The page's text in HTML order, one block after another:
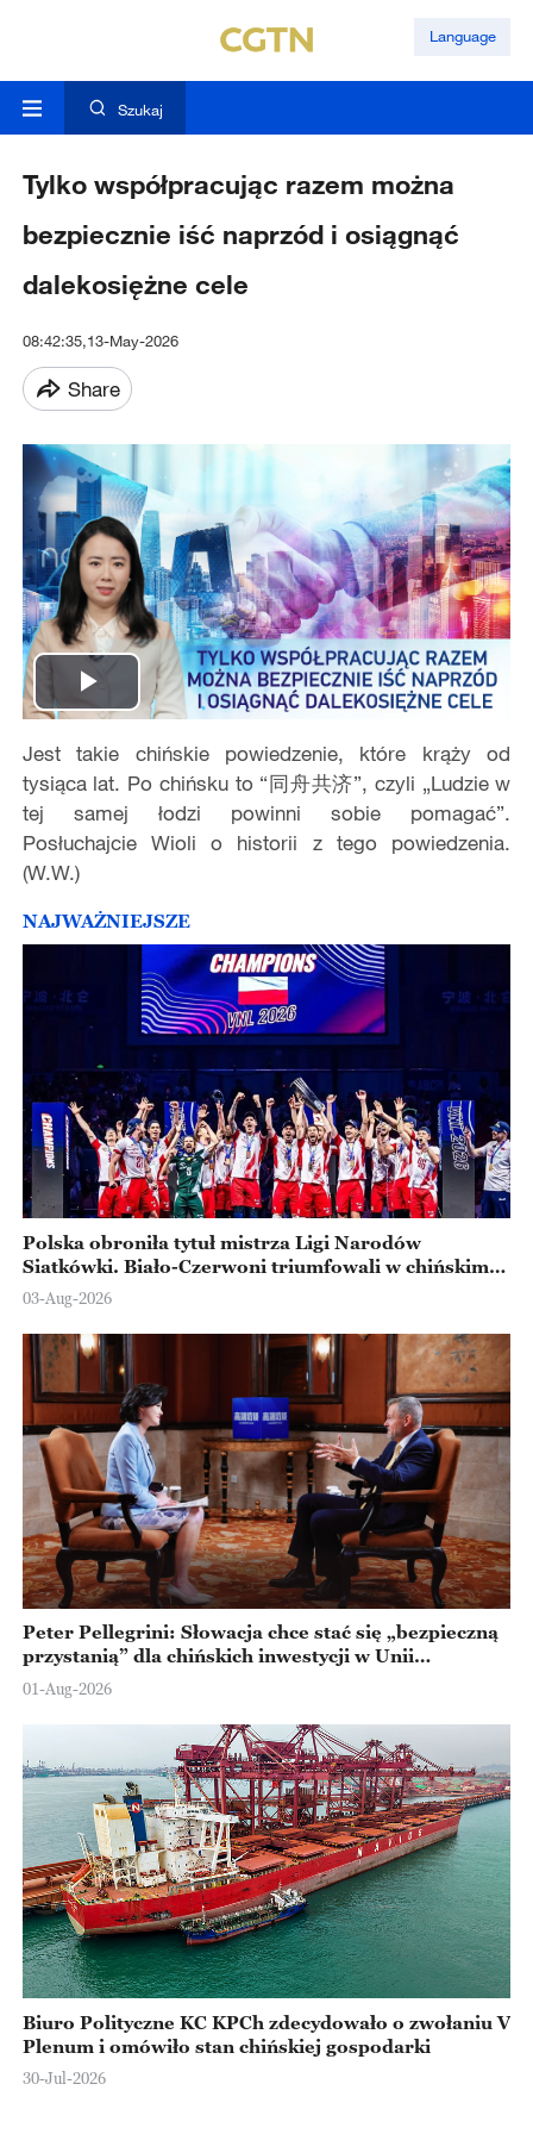
Language
Szukaj
Tylko współpracując razem można
bezpiecznie iść naprzód i osiągnąć
dalekosiężne cele
08:42:35,13-May-2026
Share
Play
Video
Jest takie chińskie powiedzenie, które krąży od
tysiąca lat. Po chińsku to “同舟共济”, czyli „Ludzie w
tej samej łodzi powinni sobie pomagać”.
Posłuchajcie Wioli o historii z tego powiedzenia.
(W.W.)
NAJWAŻNIEJSZE
Polska obroniła tytuł mistrza Ligi Narodów
Siatkówki. Biało-Czerwoni triumfowali w chińskim
Ningbo
03-Aug-2026
Peter Pellegrini: Słowacja chce stać się „bezpieczną
przystanią” dla chińskich inwestycji w Unii
Europejskiej
01-Aug-2026
Biuro Polityczne KC KPCh zdecydowało o zwołaniu V
Plenum i omówiło stan chińskiej gospodarki
30-Jul-2026